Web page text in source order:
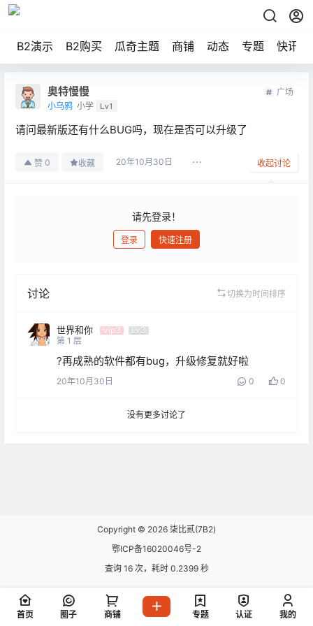
B2演示 B2购买 瓜奇主题 商铺 动态 专题 快讯
奥特慢慢
小乌鸦 小学 Lv1
广场
请问最新版还有什么BUG吗，现在是否可以升级了
赞 0 收藏 20年10月30日 收起讨论
请先登录！
登录 快速注册
讨论 切换为时间排序
世界和你 Vip3
Lv3
第 1 层
?再成熟的软件都有bug，升级修复就好啦
20年10月30日 0 0
没有更多讨论了
Copyright © 2026 柒比贰(7B2)
鄂ICP备16020046号-2
查询 16 次，耗时 0.2399 秒
首页 圈子 商铺 专题 认证 我的